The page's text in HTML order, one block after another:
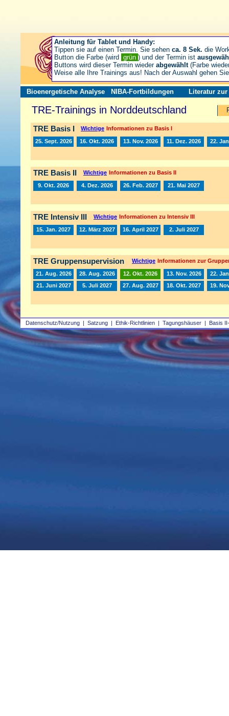
Datenschutz/Nutzung | Satzung | Ethik-Richtlinien | Tagungshäuser | Basis
Bioenergetische Analyse NIBA-Fortbildungen Literatur zur
TRE-Trainings in Norddeutschland
TRE Basis I Wichtige Informationen zu Basis I
25. Sept. 2026 16. Okt. 2026 13. Nov. 2026 11. Dez. 2026 22.
TRE Basis II Wichtige Informationen zu Basis II
9. Okt. 2026 4. Dez. 2026 26. Feb. 2027 21. Mai 2027
TRE Intensiv III Wichtige Informationen zu Intensiv III
15. Jan. 2027 12. März 2027 16. April 2027 2. Juli 2027
TRE Gruppensupervision Wichtige Informationen zur
21. Aug. 2026 28. Aug. 2026 12. Okt. 2026 13. Nov. 2026
22.
21. Juni 2027
5. Juli 2027 27. Aug. 2027 18. Okt. 2027 19.
Anleitung für Tablet und Handy:
Tippen sie auf einen Termin. Sie sehen ca. 8 Sek. die
Button die Farbe (wird grün ) und der Termin ist
Buttons wird dieser Termin wieder abgewählt(Farbe
Weise alle Ihre Trainings aus! Nach der Auswahl gehen